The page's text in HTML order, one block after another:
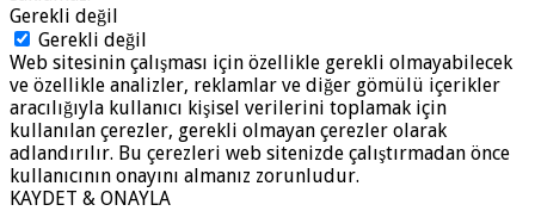
Gerekli değil
Gerekli değil
Web sitesinin çalışması için özellikle gerekli olmayabilecek
ve özellikle analizler, reklamlar ve diğer gömülü içerikler
aracılığıyla kullanıcı kişisel verilerini toplamak için
kullanılan çerezler, gerekli olmayan çerezler olarak
adlandırılır. Bu çerezleri web sitenizde çalıştırmadan önce
kullanıcının onayını almanız zorunludur.
KAYDET & ONAYLA